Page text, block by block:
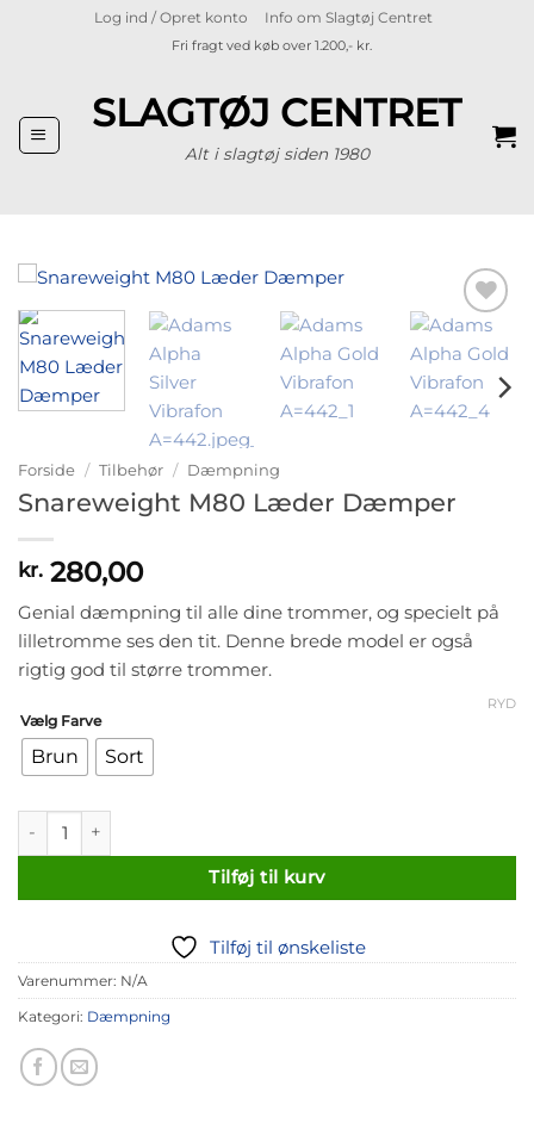
Log ind / Opret konto Info om Slagtøj Centret
Fri fragt ved køb over 1.200,- kr.
SLAGTØJ CENTRET
Alt i slagtøj siden 1980
Tilføj til
ønskeliste
Forside / Tilbehør / Dæmpning
Snareweight M80 Læder Dæmper
kr. 280,00
Genial dæmpning til alle dine trommer, og specielt på
lilletromme ses den tit. Denne brede model er også
rigtig god til større trommer.
Vælg Farve
Brun Sort
RYD
Tilføj til kurv
Tilføj til ønskeliste
Varenummer: N/A
Kategori: Dæmpning